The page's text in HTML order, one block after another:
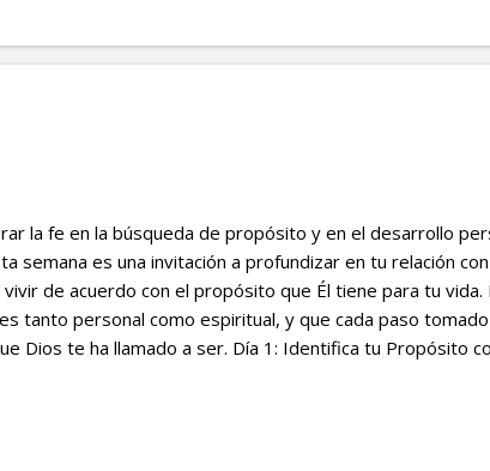
Dios promete fuerza, ayuda y sustento, no solo en
mismo. A veces, la sala de espera es también el
la fe en la búsqueda de propósito y en el desarrollo
semana es una invitación a profundizar en tu relación
de acuerdo con el propósito que Él tiene para tu vida.
tanto personal como espiritual, y que cada paso
Dios te ha llamado a ser. Día 1: Identifica tu Propósito
cómo estos dones pueden servir a otros y cómo se